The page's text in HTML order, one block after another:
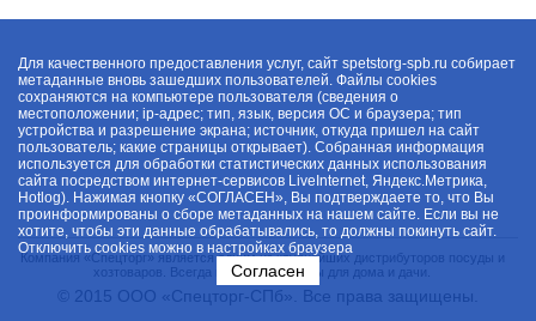
Компания «Спецторг» является одним из крупнейших дистрибуторов посуды и
хозтоваров. Всегда в наличии товары для дома и дачи.
© 2015 ООО «Спецторг-СПб». Все права защищены.
Для качественного предоставления услуг, сайт spetstorg-spb.ru собирает
метаданные вновь зашедших пользователей. Файлы cookies
сохраняются на компьютере пользователя (сведения о
местоположении; ip-адрес; тип, язык, версия ОС и браузера; тип
устройства и разрешение экрана; источник, откуда пришел на сайт
пользователь; какие страницы открывает). Собранная информация
используется для обработки статистических данных использования
сайта посредством интернет-сервисов LiveInternet, Яндекс.Метрика,
Hotlog). Нажимая кнопку «СОГЛАСЕН», Вы подтверждаете то, что Вы
проинформированы о сборе метаданных на нашем сайте. Если вы не
хотите, чтобы эти данные обрабатывались, то должны покинуть сайт.
Отключить cookies можно в настройках браузера
Согласен